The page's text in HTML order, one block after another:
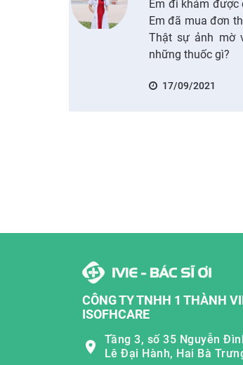
Em đi khám được
Em đã mua đơn
Thật sự ảnh mờ
những thuốc gì?
17/09/2021
CÔNG TY TNHH 1 THÀNH
ISOFHCARE
Tầng 3, số 35 Nguyễn
Lê Đại Hành, Hai Bà